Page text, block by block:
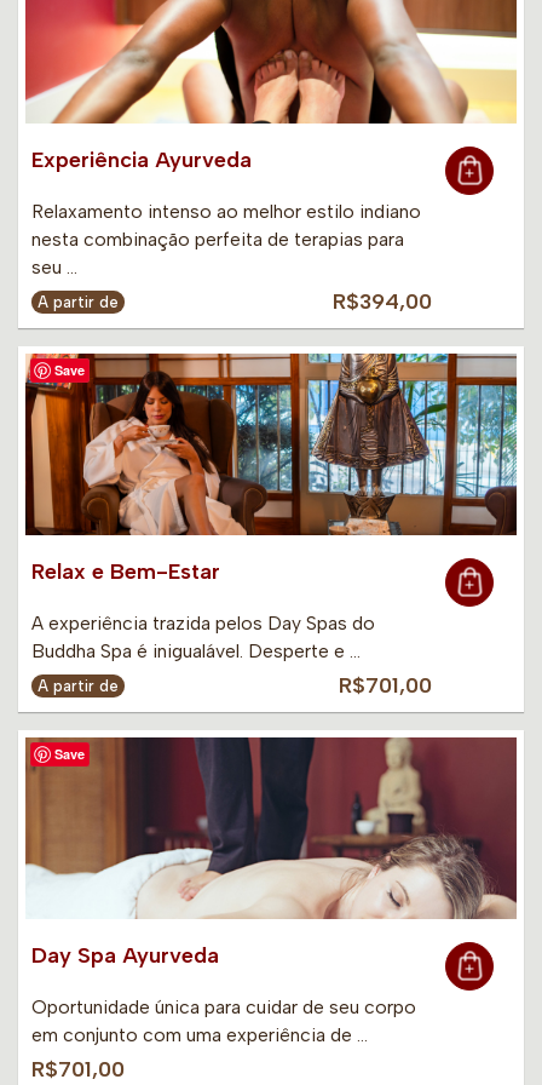
Experiência Ayurveda
Relaxamento intenso ao melhor estilo indiano
nesta combinação perfeita de terapias para
seu …
A partir de R$394,00
Save
Relax e Bem-Estar
A experiência trazida pelos Day Spas do
Buddha Spa é inigualável. Desperte e …
A partir de R$701,00
Save
Day Spa Ayurveda
Oportunidade única para cuidar de seu corpo
em conjunto com uma experiência de …
R$701,00